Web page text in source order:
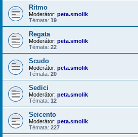
Ritmo
Moderátor: peta.smolik
Témata: 19
Regata
Moderátor: peta.smolik
Témata: 22
Scudo
Moderátor: peta.smolik
Témata: 20
Sedici
Moderátor: peta.smolik
Témata: 12
Seicento
Moderátor: peta.smolik
Témata: 227